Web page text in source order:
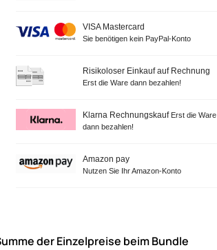
VISA Mastercard
Sie benötigen kein PayPal-Konto
Risikoloser Einkauf auf Rechnung
Erst die Ware dann bezahlen!
Klarna Rechnungskauf Erst die Ware
dann bezahlen!
Amazon pay
Nutzen Sie Ihr Amazon-Konto
der Einzelpreise beim Bundle